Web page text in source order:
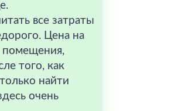
все затраты
Цена на
помещения,
того, как
найти
очень